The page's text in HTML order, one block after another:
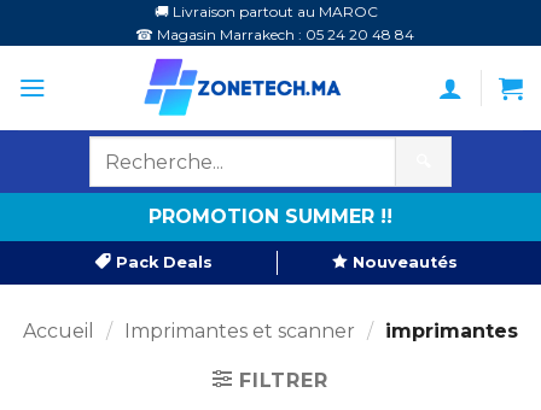
au
contenu
🚚 Livraison partout au MAROC
☎ Magasin Marrakech : 05 24 20 48 84
PROMOTION SUMMER !!
Pack Deals Nouveautés
Accueil / Imprimantes et scanner / imprimantes
FILTRER